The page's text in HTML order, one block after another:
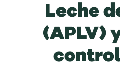
Leche
(APLV)